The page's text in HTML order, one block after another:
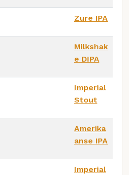
Zure IPA
Milkshak
e DIPA
Imperial
Stout
Amerika
anse IPA
Imperial